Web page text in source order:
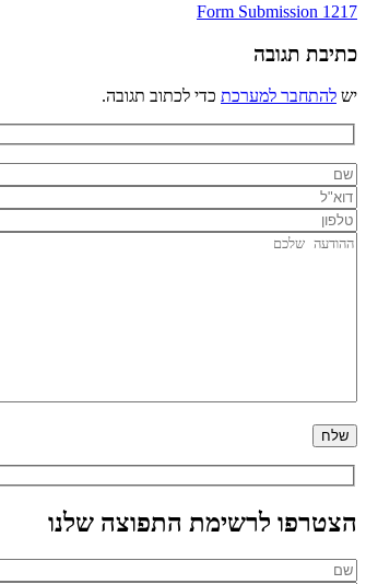
ניווט
Form Submission 1217
כתיבת תגובה
יש להתחבר למערכת כדי לכתוב תגובה.
הצטרפו לרשימת התפוצה שלנו